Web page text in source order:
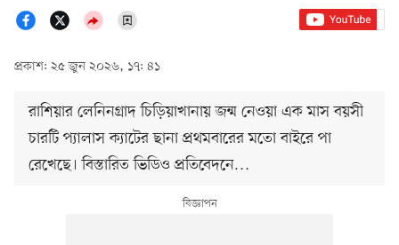
প্রকাশ: ২৫ জুন ২০২৬, ১৭: ৪১
রাশিয়ার লেনিনগ্রাদ চিড়িয়াখানায় জন্ম নেওয়া এক মাস বয়সী
চারটি প্যালাস ক্যাটের ছানা প্রথমবারের মতো বাইরে পা
রেখেছে। বিস্তারিত ভিডিও প্রতিবেদনে…